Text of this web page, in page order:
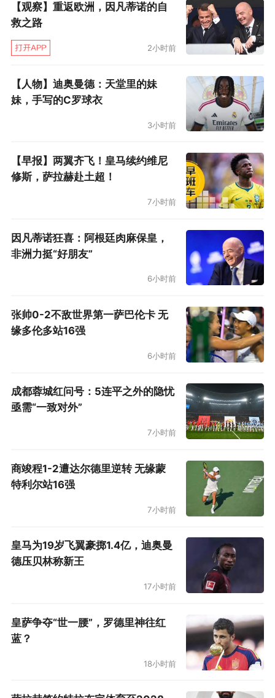
名额）、最终入围赛（LCQ）（1个名额）。而于
2024年进行的WRL APAC升降级赛将由届时
WRL APAC赛区排名末位的俱乐部参加，争夺未
而后续的WRL A1的比赛将分为常规赛、季后赛、
关于英雄联盟手游亚洲联赛的更多信息将于今年
晚些时候进行分享，而WRL A1的决赛举办地眼下
也正在积极规划中，希望届时能为广大电竞粉丝
最新内容。
【观察】重返欧洲，因凡蒂诺的自
救之路
2小时前
【人物】迪奥曼德：天堂里的妹
妹，手写的C罗球衣
3小时前
【早报】两翼齐飞！皇马续约维尼
修斯，萨拉赫赴土超！
7小时前
因凡蒂诺狂喜：阿根廷肉麻保皇，
非洲力挺“好朋友”
6小时前
张帅0-2不敌世界第一萨巴伦卡 无
缘多伦多站16强
6小时前
成都蓉城红问号：5连平之外的隐忧
亟需“一致对外”
7小时前
商竣程1-2遭达尔德里逆转 无缘蒙
特利尔站16强
7小时前
皇马为19岁飞翼豪掷1.4亿，迪奥曼
德压贝林称新王
17小时前
皇萨争夺“世一腰”，罗德里神往红
蓝？
18小时前